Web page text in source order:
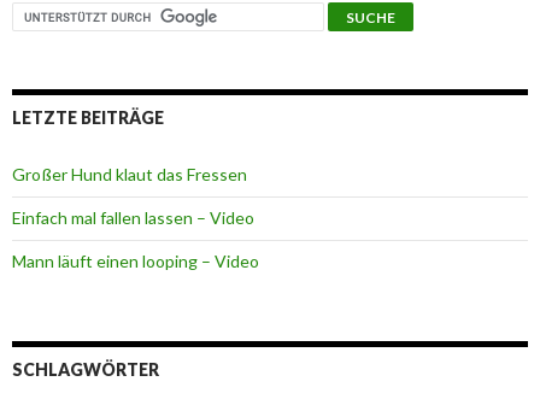
LETZTE BEITRÄGE
Großer Hund klaut das Fressen
Einfach mal fallen lassen – Video
Mann läuft einen looping – Video
SCHLAGWÖRTER